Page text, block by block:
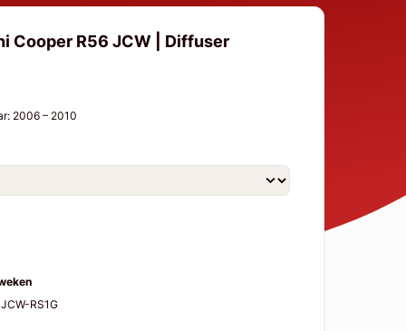
Cooper R56 JCW | Diffuser
2006 – 2010
RS1G